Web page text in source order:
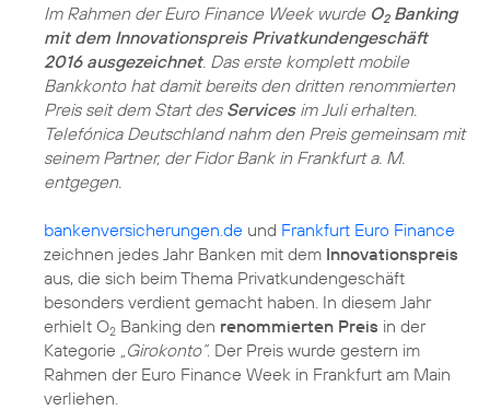
Im Rahmen der Euro Finance Week wurde O2Banking
mit dem Innovationspreis Privatkundengeschäft
2016 ausgezeichnet. Das erste komplett mobile
Bankkonto hat damit bereits den dritten renommierten
Preis seit dem Start des Servicesim Juli erhalten.
Telefónica Deutschland nahm den Preis gemeinsam mit
seinem Partner, der Fidor Bank in Frankfurt a. M.
entgegen.
bankenversicherungen.de und Frankfurt Euro Finance
zeichnen jedes Jahr Banken mit dem Innovationspreis
aus, die sich beim Thema Privatkundengeschäft
besonders verdient gemacht haben. In diesem Jahr
erhielt O2 Banking den renommierten Preis in der
Kategorie „Girokonto“. Der Preis wurde gestern im
Rahmen der Euro Finance Week in Frankfurt am Main
verliehen.